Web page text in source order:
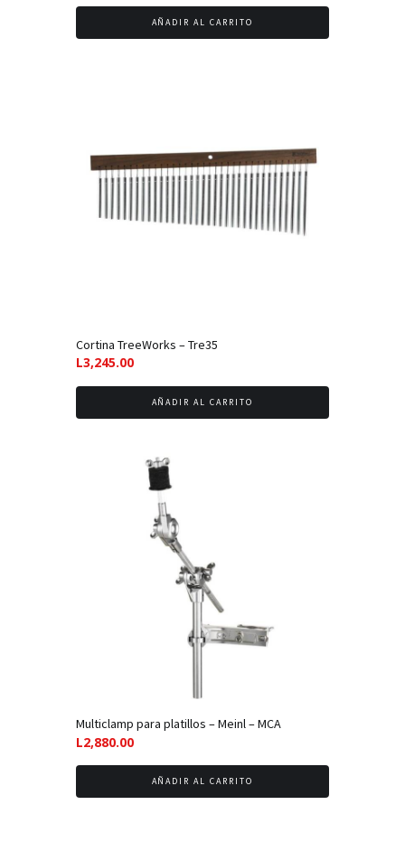
AÑADIR AL CARRITO
Cortina TreeWorks – Tre35
L3,245.00
AÑADIR AL CARRITO
Multiclamp para platillos – Meinl – MCA
L2,880.00
AÑADIR AL CARRITO